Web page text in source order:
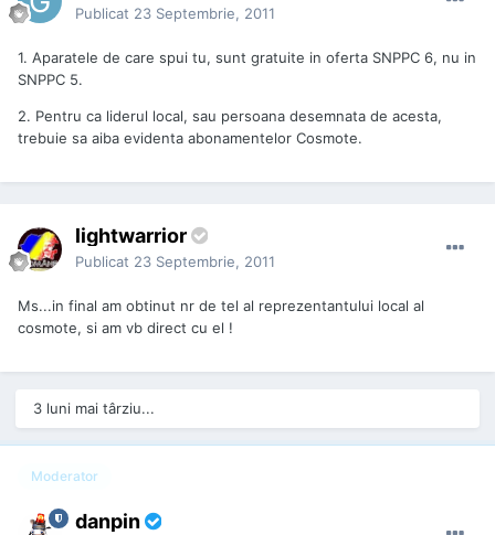
Publicat 23 Septembrie, 2011
1. Aparatele de care spui tu, sunt gratuite in oferta SNPPC 6, nu in
SNPPC 5.
2. Pentru ca liderul local, sau persoana desemnata de acesta,
trebuie sa aiba evidenta abonamentelor Cosmote.
lightwarrior
Publicat 23 Septembrie, 2011
Ms...in final am obtinut nr de tel al reprezentantului local al
cosmote, si am vb direct cu el !
3 luni mai târziu...
Moderator
danpin